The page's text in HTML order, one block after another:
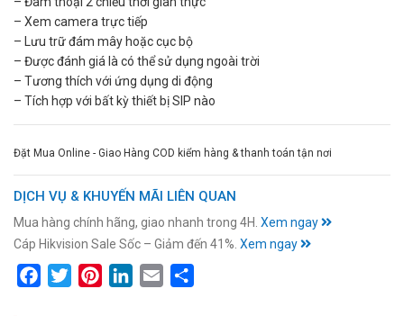
– Xem camera trực tiếp
– Lưu trữ đám mây hoặc cục bộ
– Được đánh giá là có thể sử dụng ngoài trời
– Tương thích với ứng dụng di động
– Tích hợp với bất kỳ thiết bị SIP nào
Đặt Mua Online - Giao Hàng COD kiểm hàng & thanh toán tận nơi
DỊCH VỤ & KHUYẾN MÃI LIÊN QUAN
Mua hàng chính hãng, giao nhanh trong 4H. Xem ngay
Cáp Hikvision Sale Sốc – Giảm đến 41%. Xem ngay
FacebookTwitterPinterestLinkedIn
Email